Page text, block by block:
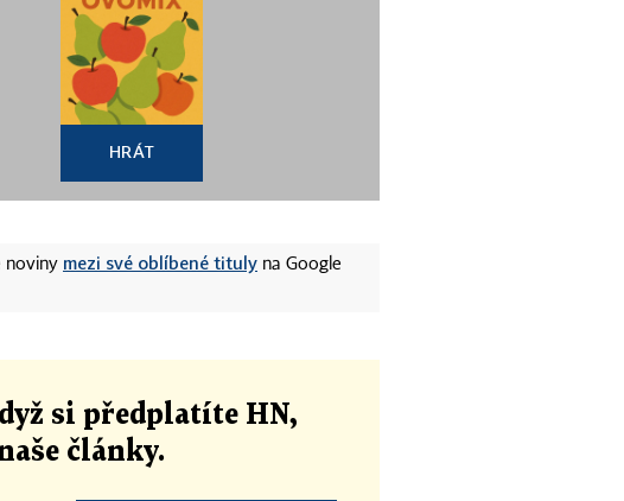
HRÁT
noviny mezi své oblíbené tituly na Google
si předplatíte HN,
články.